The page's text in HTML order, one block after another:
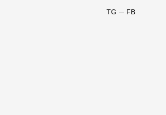
FB
TG